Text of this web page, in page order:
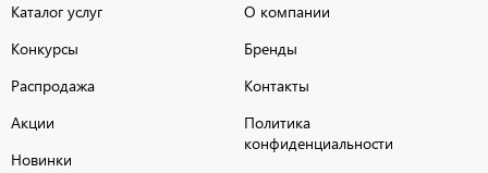
Каталог услуг
Конкурсы
Распродажа
Акции
Новинки
О компании
Бренды
Контакты
Политика
конфиденциальности